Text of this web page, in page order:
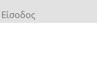
Είσοδος